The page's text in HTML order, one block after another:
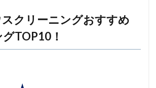
クリーニングおすすめ
TOP10！